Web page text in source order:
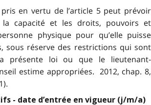
en vertu de l’article 5 peut prévoir
la capacité et les droits, pouvoirs et
physique pour qu’elle puisse
sous réserve des restrictions qui sont
présente loi ou que le lieutenant-
estime appropriées. 2012, chap. 8,
- date d’entrée en vigueur (j/m/a)